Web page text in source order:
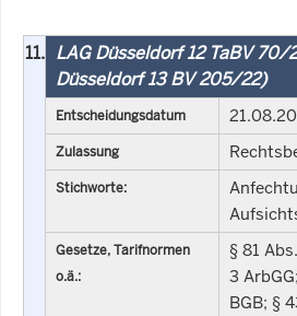
11. LAG Düsseldorf 12 TaBV 70/
Düsseldorf 13 BV 205/22)
Entscheidungsdatum
Zulassung
Stichworte:
Gesetze, Tarifnormen
o.ä.:
§ 81
3
BGB; §